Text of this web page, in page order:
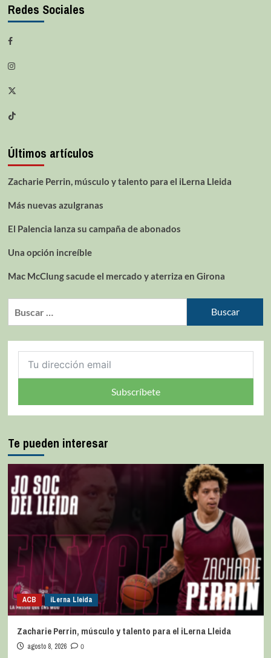
Redes Sociales
Últimos artículos
Zacharie Perrin, músculo y talento para el iLerna Lleida
Más nuevas azulgranas
El Palencia lanza su campaña de abonados
Una opción increíble
Mac McClung sacude el mercado y aterriza en Girona
Subscríbete
Te pueden interesar
ACB iLerna Lleida
Zacharie Perrin, músculo y talento para el iLerna Lleida
agosto 8, 2026 0